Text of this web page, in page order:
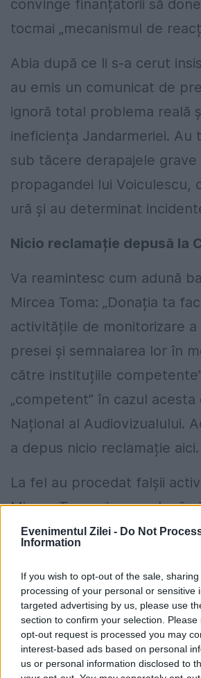
Evenimentul Zilei - Do Not
Information
If you wish to opt-out of the sale,
processing of your personal or sensitive
targeted advertising by us, please use
section to confirm your selection.
opt-out request is processed you may
interest-based ads based on personal
us or personal information disclosed to
convinge finanțatorii să
tocmai „mecanismul de
Abia după ce li s-a cerut
au emis un comunicat de
ignoră total problema reală
ineficiența Jandarmeriei.
sub tăcere derapajele grave
propagandei lui Voiculescu,
ură și au determinat
Nicio reclamație depusă la
Va reamintesc cum adună
Mircea Toma: „Donația ta
activitățile de monitorizare
presei și semnalarea lor în
către instituțiile
„competent” în cazul acesta
Național al Audiovizualului.
a depus nicio reclamație aici.
La fel au procedat falșii
Mircea Toma și acum două
Mircea Badea a comis cele
program TV, cuvinte
și incitare la violență.
„Mecanismul de reacție
șmecherii de la